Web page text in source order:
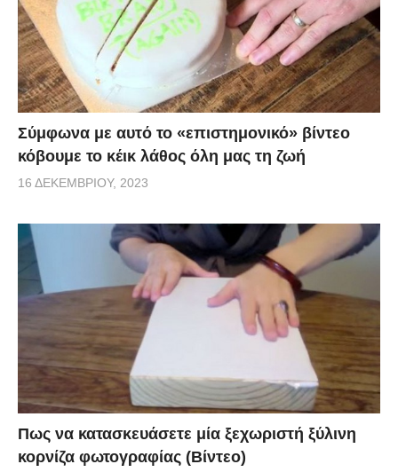
Σύμφωνα με αυτό το «επιστημονικό» βίντεο
κόβουμε το κέικ λάθος όλη μας τη ζωή
16 ΔΕΚΕΜΒΡΊΟΥ, 2023
Πως να κατασκευάσετε μία ξεχωριστή ξύλινη
κορνίζα φωτογραφίας (Βίντεο)